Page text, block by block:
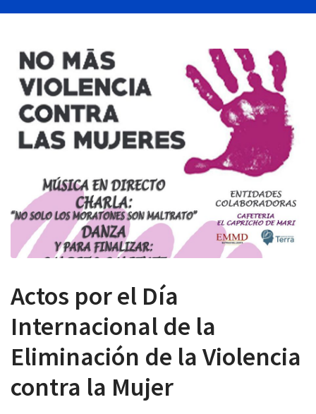
Actos por el Día
Internacional de la
Eliminación de la Violencia
contra la Mujer‎